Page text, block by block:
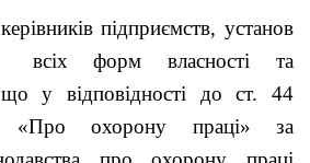
підприємств, установ
всіх форм власності та
у відповідності до ст. 44
«Про охорону праці» за